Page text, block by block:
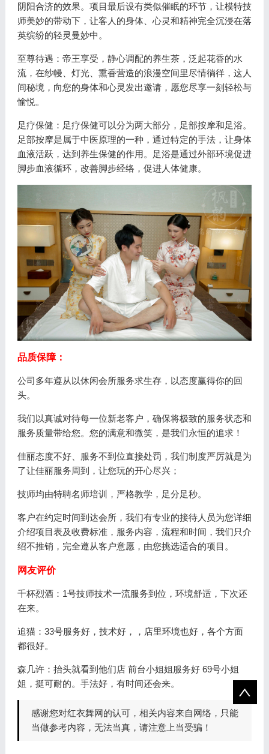
阴阳合济的效果。项目最后设有类似催眠的环节，让模特技
师美妙的带动下，让客人的身体、心灵和精神完全沉浸在落
英缤纷的轻灵曼妙中。
至尊待遇：帝王享受，静心调配的养生茶，泛起花香的水
流，在纱幔、灯光、熏香营造的浪漫空间里尽情徜徉，这人
间秘境，向您的身体和心灵发出邀请，愿您尽享一刻轻松与
愉悦。
足疗保健：足疗保健可以分为两大部分，足部按摩和足浴。
足部按摩是属于中医原理的一种，通过特定的手法，让身体
血液活跃，达到养生保健的作用。足浴是通过外部环境促进
脚步血液循环，改善脚步经络，促进人体健康。
品质保障：
公司多年遵从以休闲会所服务求生存，以态度赢得你的回
头。
我们以真诚对待每一位新老客户，确保将极致的服务状态和
服务质量带给您。您的满意和微笑，是我们永恒的追求！
佳丽态度不好、服务不到位直接处罚，我们制度严厉就是为
了让佳丽服务周到，让您玩的开心尽兴；
技师均由特聘名师培训，严格教学，足分足秒。
客户在约定时间到达会所，我们有专业的接待人员为您详细
介绍项目表及收费标准，服务内容，流程和时间，我们只介
绍不推销，完全遵从客户意愿，由您挑选适合的项目。
网友评价
千杯烈酒：1号技师技术一流服务到位，环境舒适，下次还
在来。
追猫：33号服务好，技术好，，店里环境也好，各个方面
都很好。
森几许：抬头就看到他们店 前台小姐姐服务好 69号小姐
姐，挺可耐的。手法好，有时间还会来。
感谢您对红衣舞网的认可，相关内容来自网络，只能
当做参考内容，无法当真，请注意上当受骗！